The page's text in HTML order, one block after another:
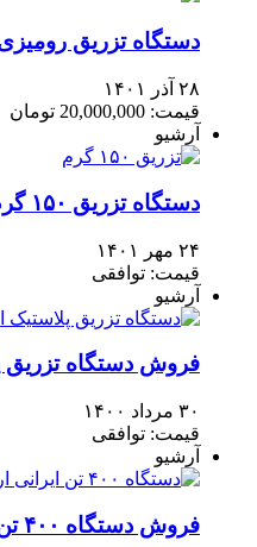
دستگاه تزریق
۲۸ آذر ۱۴۰۱
قیمت: 20,000,000 تومان
آرشیو
دستگاه تزریق ۱۵۰ گرم
۲۴ مهر ۱۴۰۱
قیمت: توافقی
آرشیو
فروش دستگاه تزریق پلاستیک
۳۰ مرداد ۱۴۰۰
قیمت: توافقی
آرشیو
فروش دستگاه ۴۰۰ تن ایرانی ارزان